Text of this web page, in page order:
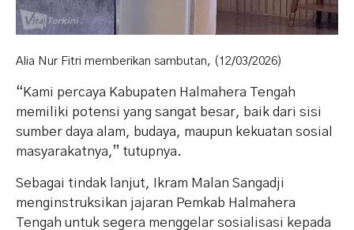
Alia Nur Fitri memberikan sambutan, (12/03/2026)
“Kami percaya Kabupaten Halmahera Tengah
memiliki potensi yang sangat besar, baik dari sisi
sumber daya alam, budaya, maupun kekuatan sosial
masyarakatnya,” tutupnya.
Sebagai tindak lanjut, Ikram Malan Sangadji
menginstruksikan jajaran Pemkab Halmahera
Tengah untuk segera menggelar sosialisasi kepada